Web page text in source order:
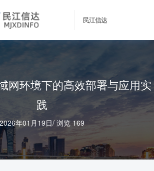
民江信达
网环境下的高效部署与应用实
践
2026年01月19日/ 浏览 169